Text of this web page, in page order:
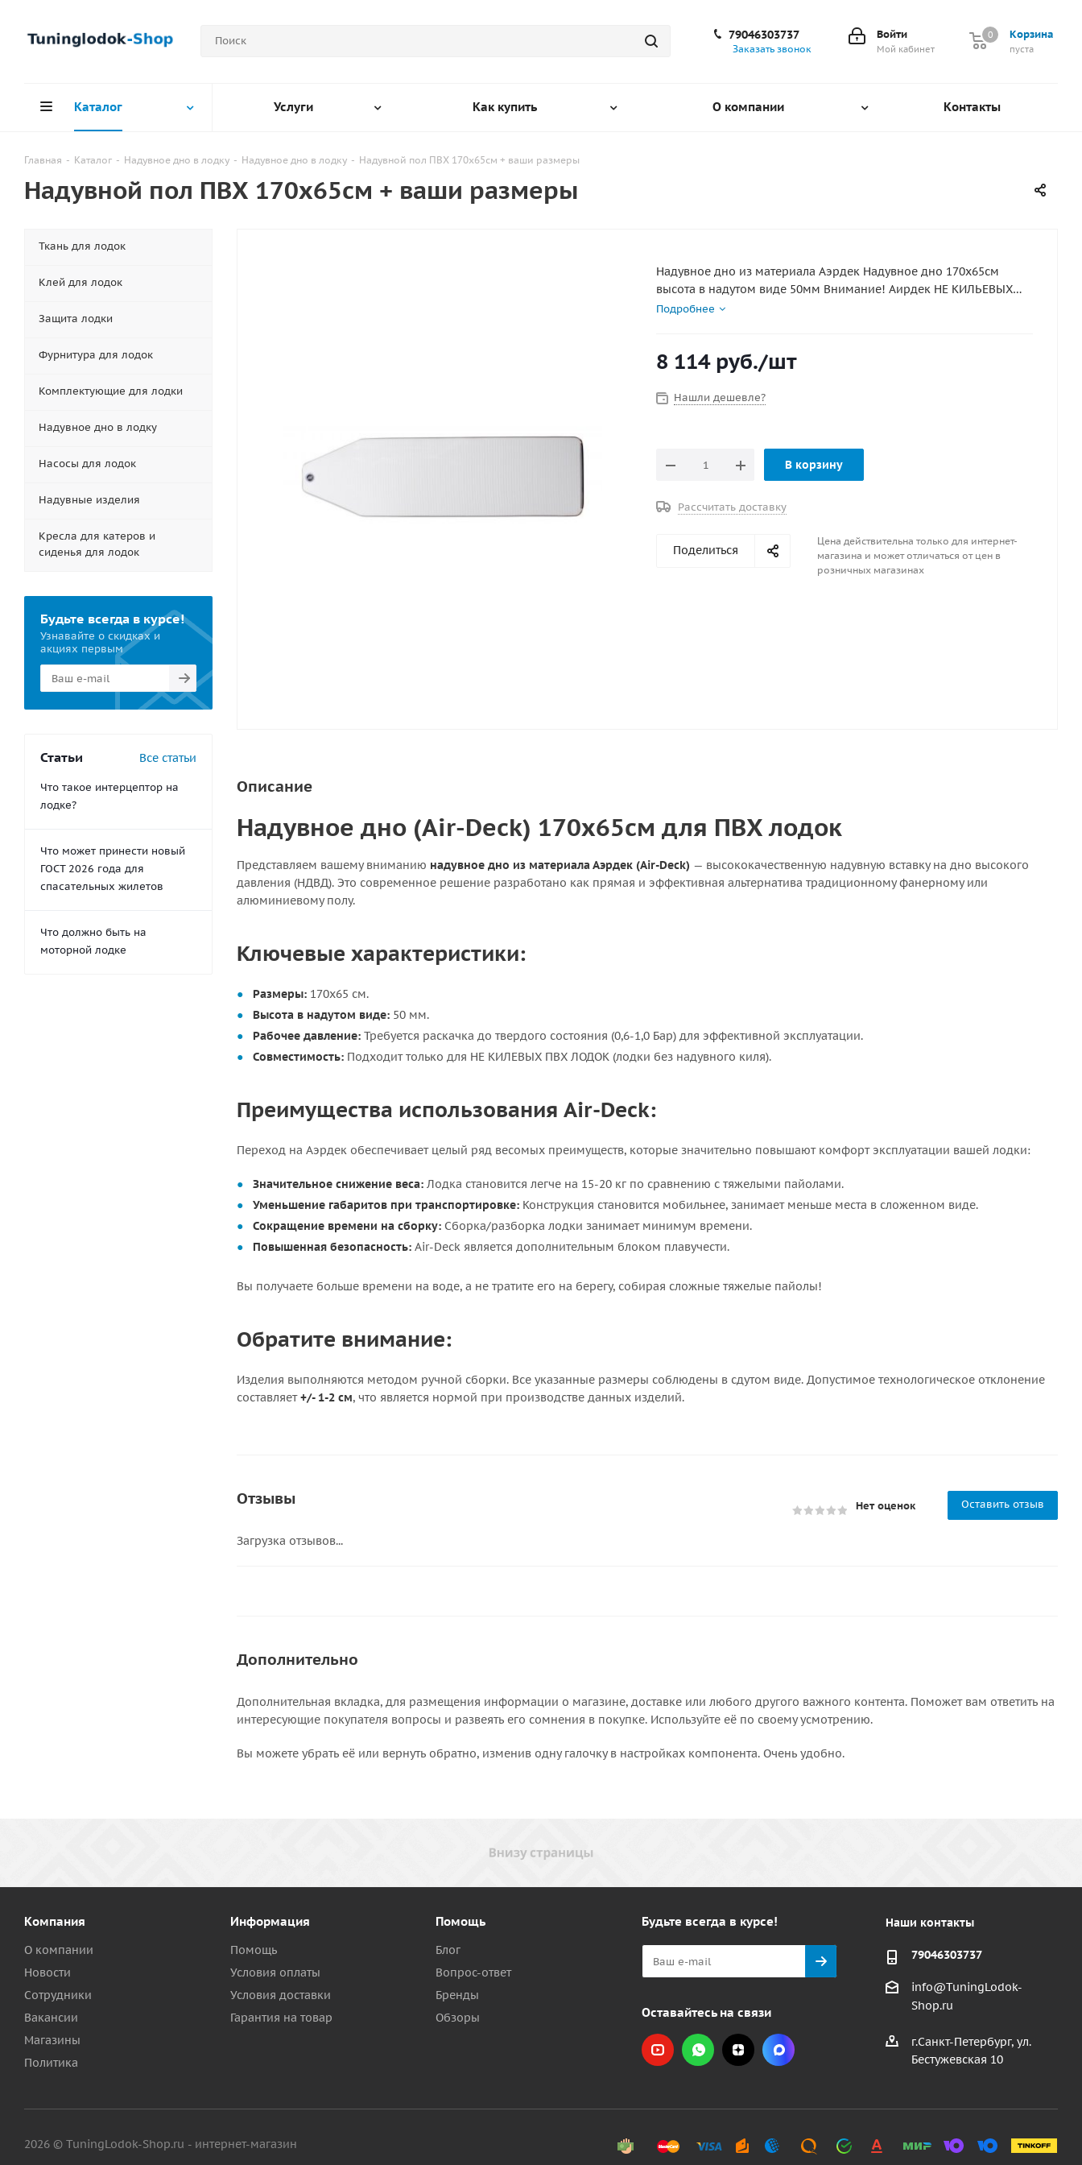
Корзина
0
пуста
0
Войти
Мой кабинет
79046303737
Заказать звонок
Каталог Услуги Как купить О компании Контакты
Главная - Каталог - Надувное дно в лодку - Надувное дно в лодку - Надувной пол ПВХ 170х65см + ваши размеры
Надувной пол ПВХ 170х65см + ваши размеры
Надувное дно из материала Аэрдек Надувное дно 170х65см
высота в надутом виде 50мм Внимание! Аирдек НЕ КИЛЬЕВЫХ
ПВХ ЛОДОК ( этот лодки не имеющие надувной киль
Подробнее
8 114руб./шт
Нашли дешевле?
В корзину
Рассчитать доставку
Поделиться
Цена действительна только для интернет-
магазина и может отличаться от цен в
розничных магазинах
Описание
Надувное дно (Air-Deck) 170х65см для ПВХ лодок
Представляем вашему вниманию надувное дно из материала Аэрдек (Air-Deck) — высококачественную надувную вставку на дно высокого
давления (НДВД). Это современное решение разработано как прямая и эффективная альтернатива традиционному фанерному или
алюминиевому полу.
Ключевые характеристики:
Размеры: 170х65 см.
Высота в надутом виде: 50 мм.
Рабочее давление: Требуется раскачка до твердого состояния (0,6-1,0 Бар) для эффективной эксплуатации.
Совместимость: Подходит только для НЕ КИЛЕВЫХ ПВХ ЛОДОК (лодки без надувного киля).
Преимущества использования Air-Deck:
Переход на Аэрдек обеспечивает целый ряд весомых преимуществ, которые значительно повышают комфорт эксплуатации вашей лодки:
Значительное снижение веса: Лодка становится легче на 15-20 кг по сравнению с тяжелыми пайолами.
Уменьшение габаритов при транспортировке: Конструкция становится мобильнее, занимает меньше места в сложенном виде.
Сокращение времени на сборку: Сборка/разборка лодки занимает минимум времени.
Повышенная безопасность: Air-Deck является дополнительным блоком плавучести.
Вы получаете больше времени на воде, а не тратите его на берегу, собирая сложные тяжелые пайолы!
Обратите внимание:
Изделия выполняются методом ручной сборки. Все указанные размеры соблюдены в сдутом виде. Допустимое технологическое отклонение
составляет+/- 1-2 см, что является нормой при производстве данных изделий.
Отзывы Нет оценок Оставить отзыв
Загрузка отзывов...
Дополнительно
Дополнительная вкладка, для размещения информации о магазине, доставке или любого другого важного контента. Поможет вам ответить на
интересующие покупателя вопросы и развеять его сомнения в покупке. Используйте её по своему усмотрению.
Вы можете убрать её или вернуть обратно, изменив одну галочку в настройках компонента. Очень удобно.
Ткань для лодок
Клей для лодок
Защита лодки
Фурнитура для лодок
Комплектующие для лодки
Надувное дно в лодку
Насосы для лодок
Надувные изделия
Кресла для катеров и
сиденья для лодок
Будьте всегда в курсе!
Узнавайте о скидках и
акциях первым
Статьи Все статьи
Что такое интерцептор на
лодке?
Что может принести новый
ГОСТ 2026 года для
спасательных жилетов
Что должно быть на
моторной лодке
Компания
О компании
Новости
Сотрудники
Вакансии
Магазины
Политика
Информация
Помощь
Условия оплаты
Условия доставки
Гарантия на товар
Помощь
Блог
Вопрос-ответ
Бренды
Обзоры
Будьте всегда в курсе!
Оставайтесь на связи
Наши контакты
79046303737
info@TuningLodok-
Shop.ru
г.Санкт-Петербург, ул.
Бестужевская 10
2026 © TuningLodok-Shop.ru - интернет-магазин